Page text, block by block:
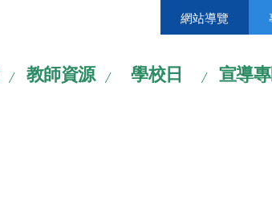
網站導覽
教師資源 學校日 宣導